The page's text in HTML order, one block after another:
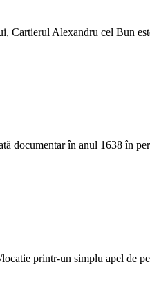
Cartierul Alexandru cel Bun
documentar în anul 1638 în
printr-un simplu apel de